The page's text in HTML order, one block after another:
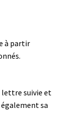
à partir
lettre suivie et
sa